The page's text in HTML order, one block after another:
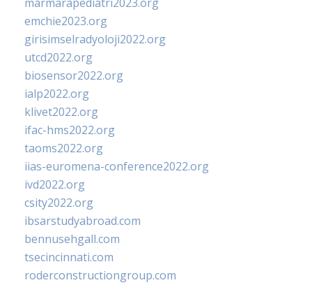
emchie2023.org
girisimselradyoloji2022.org
utcd2022.org
biosensor2022.org
ialp2022.org
klivet2022.org
ifac-hms2022.org
taoms2022.org
iias-euromena-conference2022.org
ivd2022.org
csity2022.org
ibsarstudyabroad.com
bennusehgall.com
tsecincinnati.com
roderconstructiongroup.com